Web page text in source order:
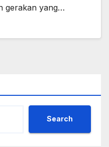
gerakan yang…
Search